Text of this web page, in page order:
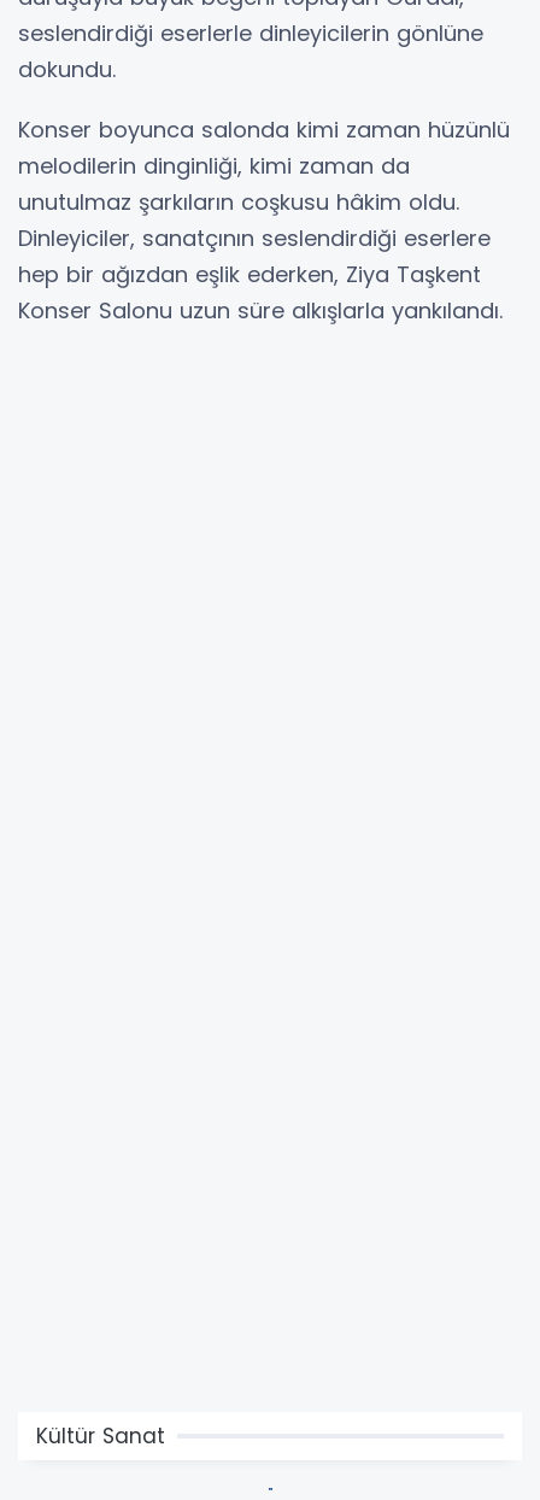
seslendirdiği eserlerle dinleyicilerin gönlüne
dokundu.
Konser boyunca salonda kimi zaman hüzünlü
melodilerin dinginliği, kimi zaman da
unutulmaz şarkıların coşkusu hâkim oldu.
Dinleyiciler, sanatçının seslendirdiği eserlere
hep bir ağızdan eşlik ederken, Ziya Taşkent
Konser Salonu uzun süre alkışlarla yankılandı.
Kültür Sanat